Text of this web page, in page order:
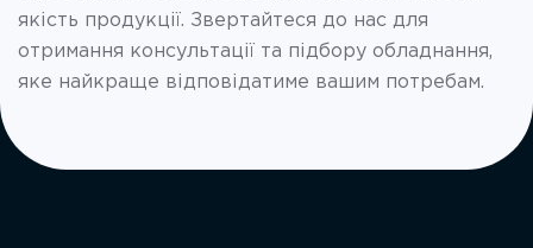
якість продукції. Звертайтеся до нас для
отримання консультації та підбору обладнання,
яке найкраще відповідатиме вашим потребам.